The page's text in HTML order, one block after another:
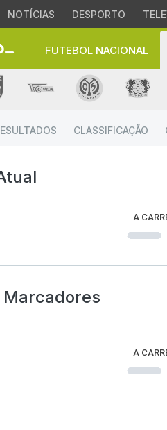
NOTÍCIAS DESPORTO
FUTEBOL NACIONAL
|
CLASSIFICAÇÃO
A
A